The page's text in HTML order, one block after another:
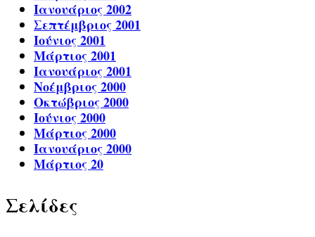
Ιανουάριος 2002
Σεπτέμβριος 2001
Ιούνιος 2001
Μάρτιος 2001
Ιανουάριος 2001
Νοέμβριος 2000
Οκτώβριος 2000
Ιούνιος 2000
Μάρτιος 2000
Ιανουάριος 2000
Μάρτιος 20
Σελίδες